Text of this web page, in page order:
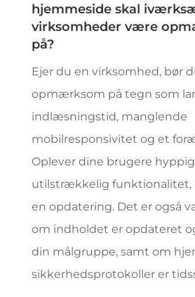
hjemmeside skal
virksomheder være
på?
Ejer du en virksomhed, bør
opmærksom på tegn som
indlæsningstid, manglende
mobilresponsivitet og et
Oplever dine brugere
utilstrækkelig funktionalitet,
en opdatering. Det er også
om indholdet er opdateret
din målgruppe, samt om
sikkerhedsprotokoller er